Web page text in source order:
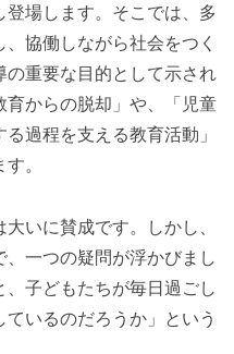
場します。そこでは、多
協働しながら社会をつく
の重要な目的として示され
からの脱却」や、「児童
過程を支える教育活動」
。
いに賛成です。しかし、
一つの疑問が浮かびまし
子どもたちが毎日過ごし
いるのだろうか」という